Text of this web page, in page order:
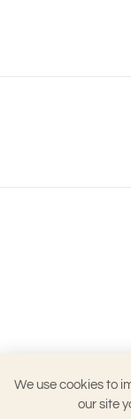
We use cookies to
our site